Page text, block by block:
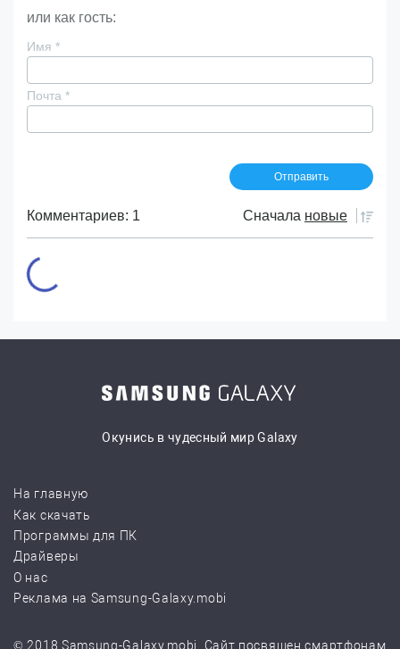
или как гость:
Имя *
Почта *
Комментариев: 1 Сначала новые
Окунись в чудесный мир Galaxy
На главную
Как скачать
Программы для ПК
Драйверы
О нас
Реклама на Samsung-Galaxy.mobi
© 2018 Samsung-Galaxy.mobi. Сайт посвящен смартфонам